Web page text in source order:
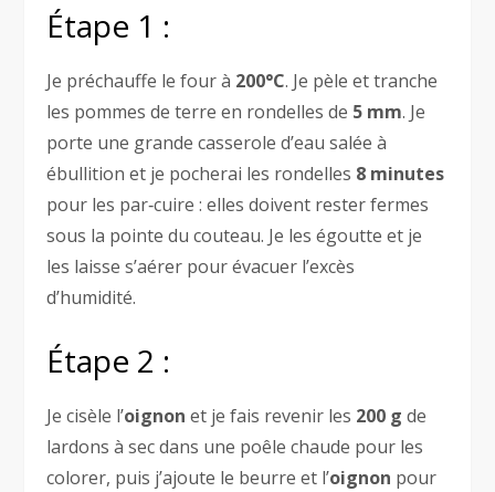
Étape 1 :
Je préchauffe le four à 200°C. Je pèle et tranche
les pommes de terre en rondelles de 5 mm. Je
porte une grande casserole d’eau salée à
ébullition et je pocherai les rondelles 8 minutes
pour les par‑cuire : elles doivent rester fermes
sous la pointe du couteau. Je les égoutte et je
les laisse s’aérer pour évacuer l’excès
d’humidité.
Étape 2 :
Je cisèle l’oignon et je fais revenir les 200 g de
lardons à sec dans une poêle chaude pour les
colorer, puis j’ajoute le beurre et l’oignon pour